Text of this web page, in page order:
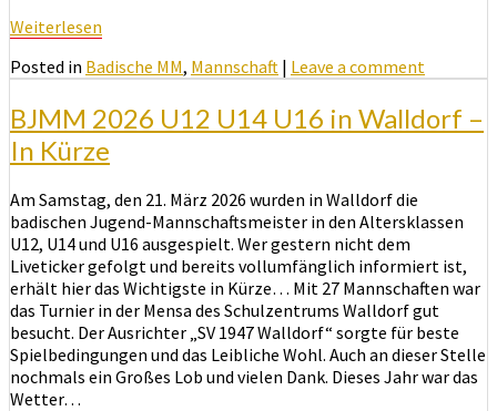
Weiterlesen
Posted in Badische MM, Mannschaft | Leave a comment
BJMM 2026 U12 U14 U16 in Walldorf –
In Kürze
Am Samstag, den 21. März 2026 wurden in Walldorf die
badischen Jugend-Mannschaftsmeister in den Altersklassen
U12, U14 und U16 ausgespielt. Wer gestern nicht dem
Liveticker gefolgt und bereits vollumfänglich informiert ist,
erhält hier das Wichtigste in Kürze… Mit 27 Mannschaften war
das Turnier in der Mensa des Schulzentrums Walldorf gut
besucht. Der Ausrichter „SV 1947 Walldorf“ sorgte für beste
Spielbedingungen und das Leibliche Wohl. Auch an dieser Stelle
nochmals ein Großes Lob und vielen Dank. Dieses Jahr war das
Wetter…